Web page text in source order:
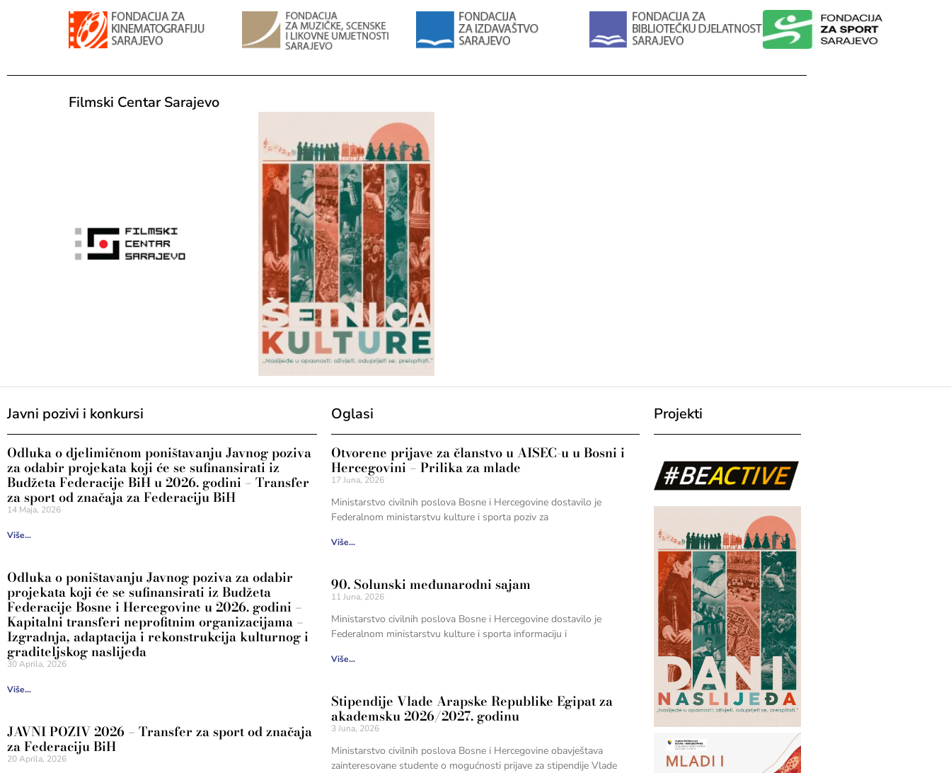
Filmski Centar Sarajevo
Javni pozivi i konkursi
Odluka o djelimičnom poništavanju Javnog poziva
za odabir projekata koji će se sufinansirati iz
Budžeta Federacije BiH u 2026. godini – Transfer
za sport od značaja za Federaciju BiH
14 Maja, 2026
Više...
Odluka o poništavanju Javnog poziva za odabir
projekata koji će se sufinansirati iz Budžeta
Federacije Bosne i Hercegovine u 2026. godini –
Kapitalni transferi neprofitnim organizacijama –
Izgradnja, adaptacija i rekonstrukcija kulturnog i
graditeljskog naslijeđa
30 Aprila, 2026
Više...
JAVNI POZIV 2026 – Transfer za sport od značaja
za Federaciju BiH
20 Aprila, 2026
Oglasi
Otvorene prijave za članstvo u AISEC-u u Bosni i
Hercegovini – Prilika za mlade
17 Juna, 2026
Ministarstvo civilnih poslova Bosne i Hercegovine dostavilo je
Federalnom ministarstvu kulture i sporta poziv za
Više...
90. Solunski međunarodni sajam
11 Juna, 2026
Ministarstvo civilnih poslova Bosne i Hercegovine dostavilo je
Federalnom ministarstvu kulture i sporta informaciju i
Više...
Stipendije Vlade Arapske Republike Egipat za
akademsku 2026/2027. godinu
3 Juna, 2026
Ministarstvo civilnih poslova Bosne i Hercegovine obavještava
zainteresovane studente o mogućnosti prijave za stipendije Vlade
Projekti